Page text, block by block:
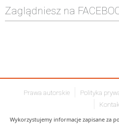
Zaglądniesz na
Prawa autorskie Polityka
Wykorzystujemy informacje zapisane za